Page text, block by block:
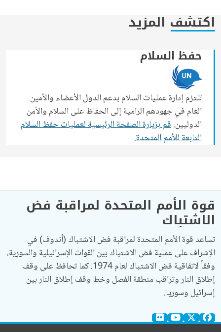
اكتشف المزيد
حفظ السلام
تلتزم إدارة عمليات السلام بدعم الدول الأعضاء والأمين
العام في جهودهم الرامية إلى الحفاظ على السلام والأمن
الدوليين.قم بزيارة الصفحة الرئيسية لعمليات حفظ السلام
التابعة للأمم المتحدة.
قوة الأمم المتحدة لمراقبة فض
الاشتباك
تساعد قوة الأمم المتحدة لمراقبة فض الاشتباك (أندوف) في
الإشراف على عملية فض الاشتباك بين القوات الإسرائيلية والسورية،
وفقاً لاتفاقية فض الاشتباك لعام 1974. كما تحافظ على وقف
إطلاق النار وتراقب منطقة الفصل وخط وقف إطلاق النار بين
إسرائيل وسوريا.